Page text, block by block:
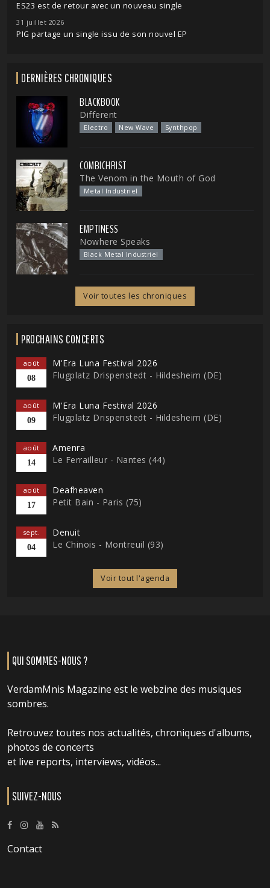
ES23 est de retour avec un nouveau single
31 juillet 2026
PIG partage un single issu de son nouvel EP
DERNIÈRES CHRONIQUES
BLACKBOOK
Different
Electro New Wave Synthpop
COMBICHRIST
The Venom in the Mouth of God
Metal Industriel
EMPTINESS
Nowhere Speaks
Black Metal Industriel
Voir toutes les chroniques
PROCHAINS CONCERTS
août
08
M'Era Luna Festival 2026
Flugplatz Drispenstedt - Hildesheim (DE)
août
09
M'Era Luna Festival 2026
Flugplatz Drispenstedt - Hildesheim (DE)
août
14
Amenra
Le Ferrailleur - Nantes (44)
août
17
Deafheaven
Petit Bain - Paris (75)
sept.
04
Denuit
Le Chinois - Montreuil (93)
Voir tout l'agenda
QUI SOMMES-NOUS ?
VerdamMnis Magazine est le webzine des musiques
sombres.
Retrouvez toutes nos actualités, chroniques d'albums,
photos de concerts
et live reports, interviews, vidéos...
SUIVEZ-NOUS
Contact